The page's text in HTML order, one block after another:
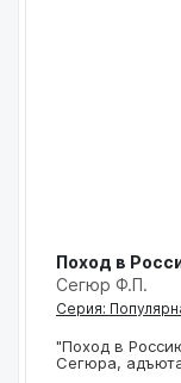
Поход в
Сегюр Ф.П.
Серия:
"Поход в
Сегюра,